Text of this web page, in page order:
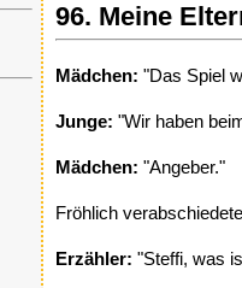
96. Meine
Mädchen: "Das Spiel
Junge: "Wir haben
Mädchen: "Angeber."
Fröhlich
Erzähler: "Steffi, was